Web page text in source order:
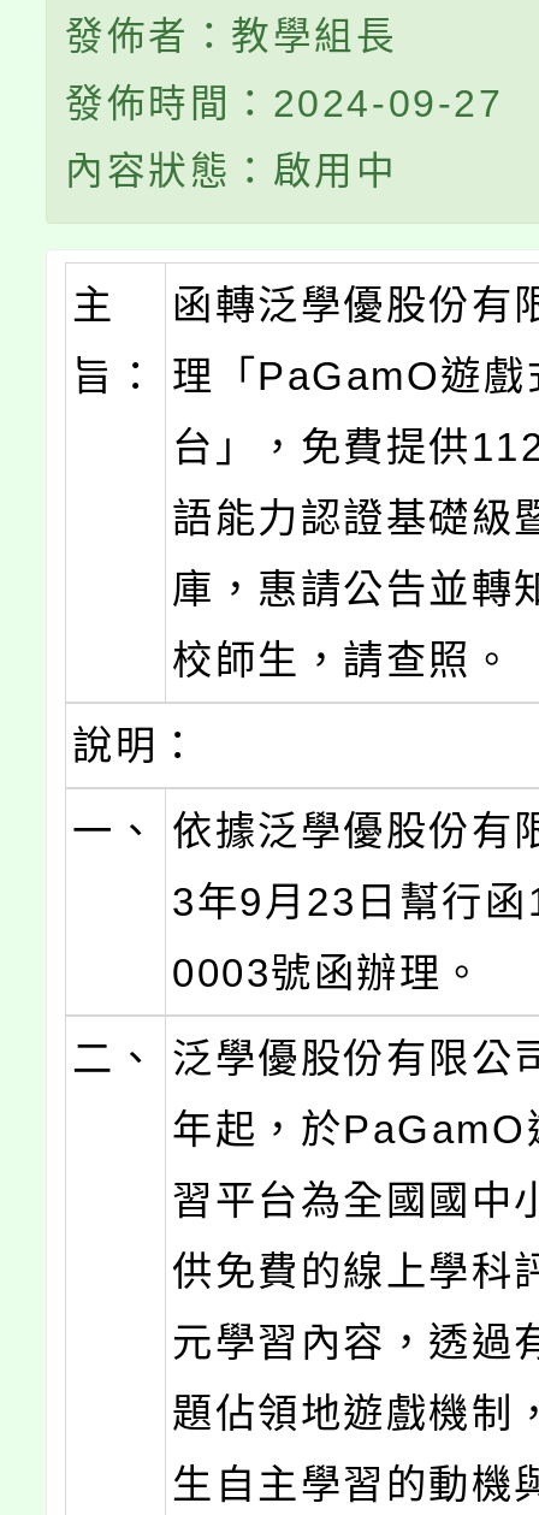
發佈者：教學組長
發佈時間：2024-09-27
內容狀態：啟用中
主
旨：
函轉泛學優股份有
理「PaGamO遊戲
台」，免費提供
語能力認證基礎級
庫，惠請公告並轉
校師生，請查照。
說明：
一、
依據泛學優股份有
3年9月23日幫行
0003號函辦理。
二、
泛學優股份有限公
年起，於PaGamO
習平台為全國國中
供免費的線上學科
元學習內容，透過
題佔領地遊戲機制
生自主學習的動機